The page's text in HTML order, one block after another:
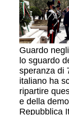
Guardo
lo sguardo
speranza di
italiano ha
ripartire
e della
Repubblica